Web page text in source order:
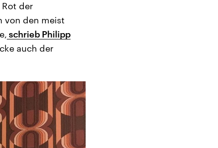
der
von den meist
schrieb Philipp
auch der